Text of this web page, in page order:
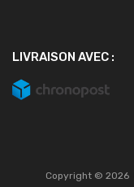
LIVRAISON AVEC :
Copyright © 2026